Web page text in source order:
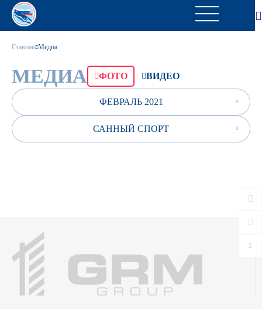
Главная Медиа
МЕДИА ФОТО ВИДЕО
ФЕВРАЛЬ 2021
САННЫЙ СПОРТ